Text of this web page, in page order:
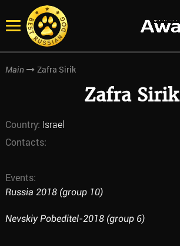
Main Zafra Sirik
Zafra Sirik
Country: Israel
Contacts:
Events:
Russia 2018 (group 10)
Nevskiy Pobeditel-2018 (group 6)